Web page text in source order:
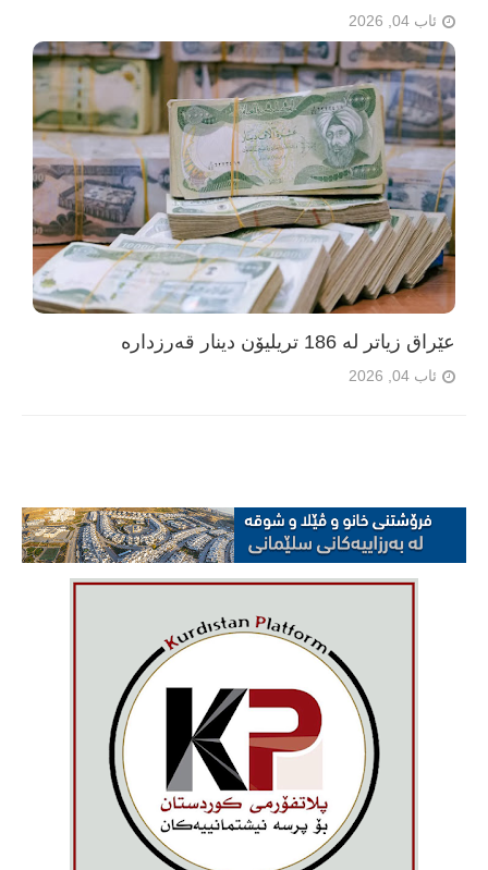
ئاب 04, 2026
عێراق زیاتر لە 186 تریلیۆن دینار قەرزدارە
ئاب 04, 2026